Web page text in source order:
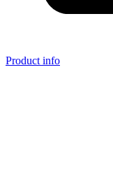
Product info